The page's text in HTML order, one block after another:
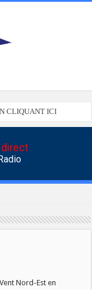
CLIQUANT ICI
direct
Nord-Est en